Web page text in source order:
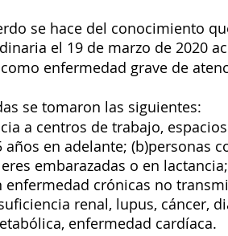
se hace del conocimiento
el 19 de marzo de 2020
como enfermedad grave de
se tomaron las siguientes:
a centros de trabajo,
años en adelante; (b)personas
embarazadas o en
enfermedad crónicas no
renal, lupus, cáncer,
enfermedad cardíaca.